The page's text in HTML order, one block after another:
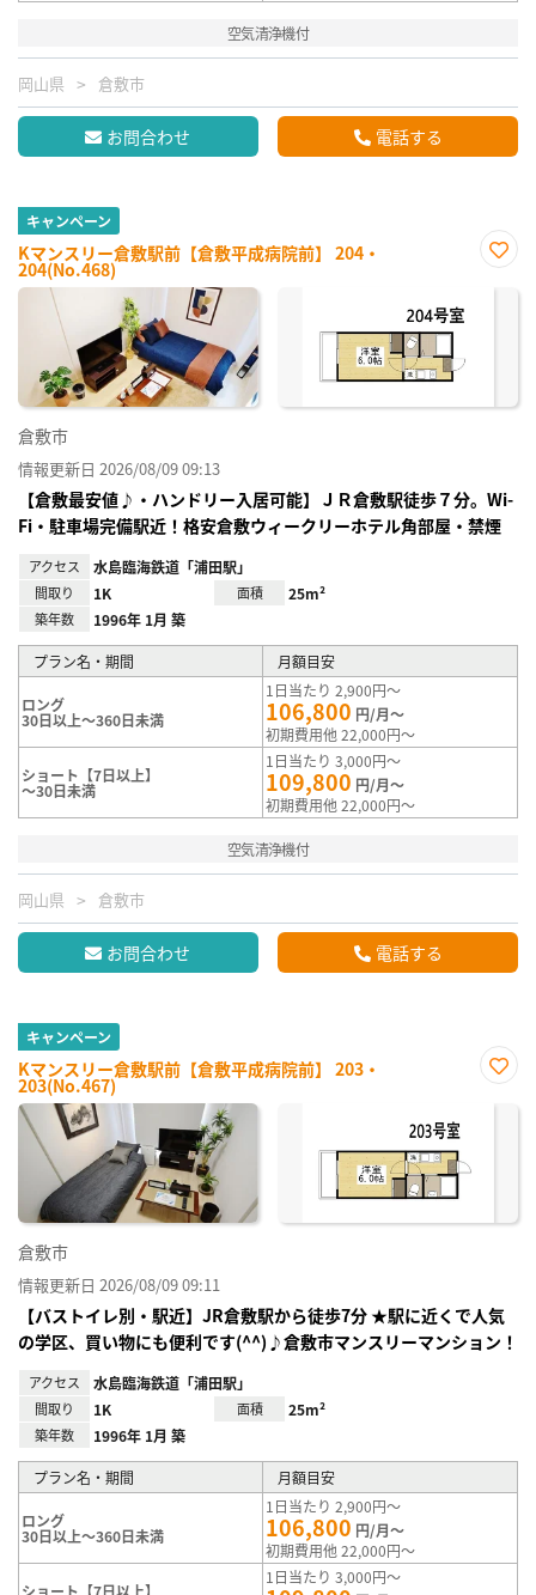
空気清浄機付
岡山県 倉敷市
お問合わせ 電話する
キャンペーン
Kマンスリー倉敷駅前【倉敷平成病院前】 204・
204(No.468)
に入
倉敷市
情報更新日 2026/08/09 09:13
【倉敷最安値♪・ハンドリー入居可能】ＪＲ倉敷駅徒歩７分。Wi-
Fi・駐車場完備駅近！格安倉敷ウィークリーホテル角部屋・禁煙
アクセス 水島臨海鉄道「浦田駅」
間取り 1K 面積 25m²
築年数 1996年 1月 築
プラン名・期間 月額目安
ロング
30日以上～360日未満
1日当たり 2,900円～
106,800 円/月～
初期費用他 22,000円～
ショート【7日以上】
～30日未満
1日当たり 3,000円～
109,800 円/月～
初期費用他 22,000円～
空気清浄機付
岡山県 倉敷市
お問合わせ 電話する
キャンペーン
Kマンスリー倉敷駅前【倉敷平成病院前】 203・
203(No.467)
に入
倉敷市
情報更新日 2026/08/09 09:11
【バストイレ別・駅近】JR倉敷駅から徒歩7分 ★駅に近くで人気
の学区、買い物にも便利です(^^)♪倉敷市マンスリーマンション！
アクセス 水島臨海鉄道「浦田駅」
間取り 1K 面積 25m²
築年数 1996年 1月 築
プラン名・期間 月額目安
ロング
30日以上～360日未満
1日当たり 2,900円～
106,800 円/月～
初期費用他 22,000円～
ショート【7日以上】
1日当たり 3,000円～